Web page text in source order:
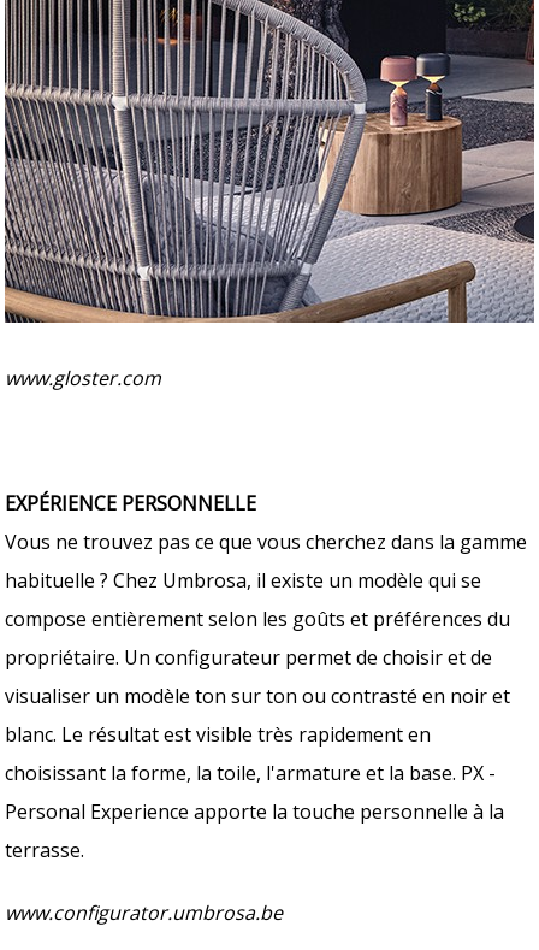
www.gloster.com
EXPÉRIENCE PERSONNELLE
Vous ne trouvez pas ce que vous cherchez dans la gamme
habituelle ? Chez Umbrosa, il existe un modèle qui se
compose entièrement selon les goûts et préférences du
propriétaire. Un configurateur permet de choisir et de
visualiser un modèle ton sur ton ou contrasté en noir et
blanc. Le résultat est visible très rapidement en
choisissant la forme, la toile, l'armature et la base. PX -
Personal Experience apporte la touche personnelle à la
terrasse.
www.configurator.umbrosa.be